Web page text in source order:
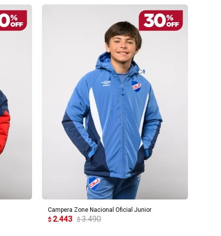
Campera Zone Nacional Oficial Junior
$ 2.443 $ 3.490
AGREGAR AL CARRITO